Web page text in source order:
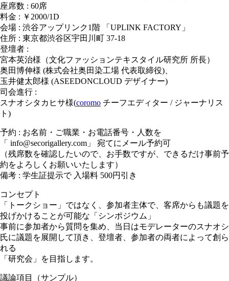
座席数 : 60席
料金 : ￥2000/1D
会場 : 渋谷アップリンク1階 「UPLINK FACTORY」
住所 : 東京都渋谷区宇田川町 37-18
登壇者 :
宮本英治様（文化ファッションテキスタイル研究所 所長）
奥田博伸様 (株式会社奥田染工場 代表取締役)、
玉井健太郎様 (ASEEDONCLOUD デザイナー)
司会進行 :
スナオシタカヒサ様(coromo チーフエディター / ジャーナリス
ト)
予約 : お名前・ご職業・お電話番号・人数を
「 info@secorigallery.com」 宛てにメール予約可
（残席数を確認したいので、お手数ですが、できるだけ事前予
約をよろしくお願いいたします）
備考 : 学生証提示で 入場料 500円引き
コンセプト
「トークショー」ではなく、参加者主体で、客席からも議題を
投げかけることが可能な「シンポジウム」
事前に参加者から質問を集め、当日はモデレーターのスナオシ
氏に議題を展開して頂き、登壇者、参加者の両者によ って創ら
れる
「研究会」を目指します。
議論項目（サンプル）